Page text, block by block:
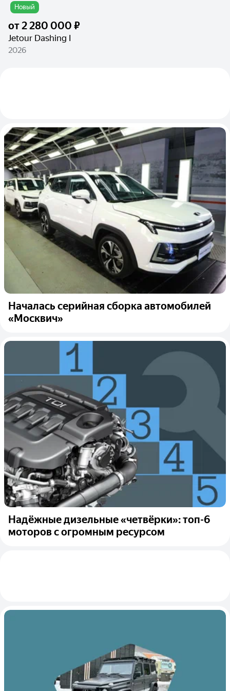
Новый
от2 280 000 ₽
Jetour Dashing I
2026
Началась серийная сборка автомобилей
«Москвич»
Надёжные дизельные «четвёрки»: топ-6
моторов с огромным ресурсом